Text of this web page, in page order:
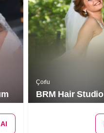
Çorlu
BRM Hair Studio